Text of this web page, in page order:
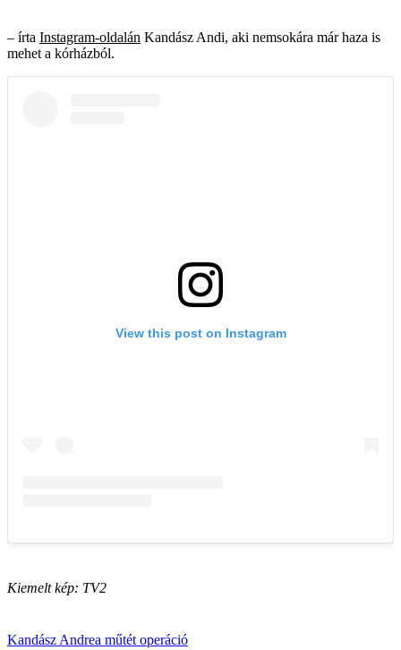
– írta Instagram-oldalán Kandász Andi, aki nemsokára már haza is
mehet a kórházból.
Kiemelt kép: TV2
Kandász Andrea műtét operáció